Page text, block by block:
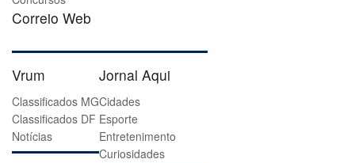
Correio Web
Vrum
Classificados MG
Classificados DF
Notícias
Jornal Aqui
Cidades
Esporte
Entretenimento
Curiosidades